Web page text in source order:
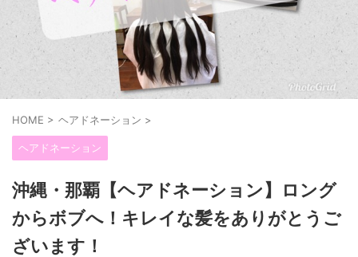
HOME > ヘアドネーション >
ヘアドネーション
沖縄・那覇【ヘアドネーション】ロング
からボブへ！キレイな髪をありがとうご
ざいます！